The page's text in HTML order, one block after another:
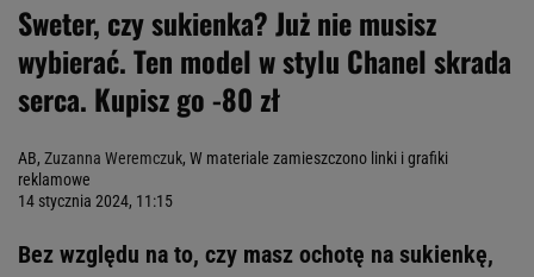
Sweter, czy sukienka? Już nie musisz
wybierać. Ten model w stylu Chanel skrada
serca. Kupisz go -80 zł
AB, Zuzanna Weremczuk, W materiale zamieszczono linki i grafiki
reklamowe
14 stycznia 2024, 11:15
Bez względu na to, czy masz ochotę na sukienkę,